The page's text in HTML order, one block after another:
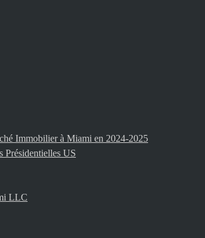
Immobilier à Miami en 2024-2025
Présidentielles US
LLC